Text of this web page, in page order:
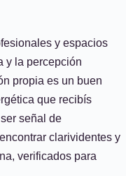
y espacios
y la percepción
propia es un buen
que recibís
señal de
clarividentes y
verificados para